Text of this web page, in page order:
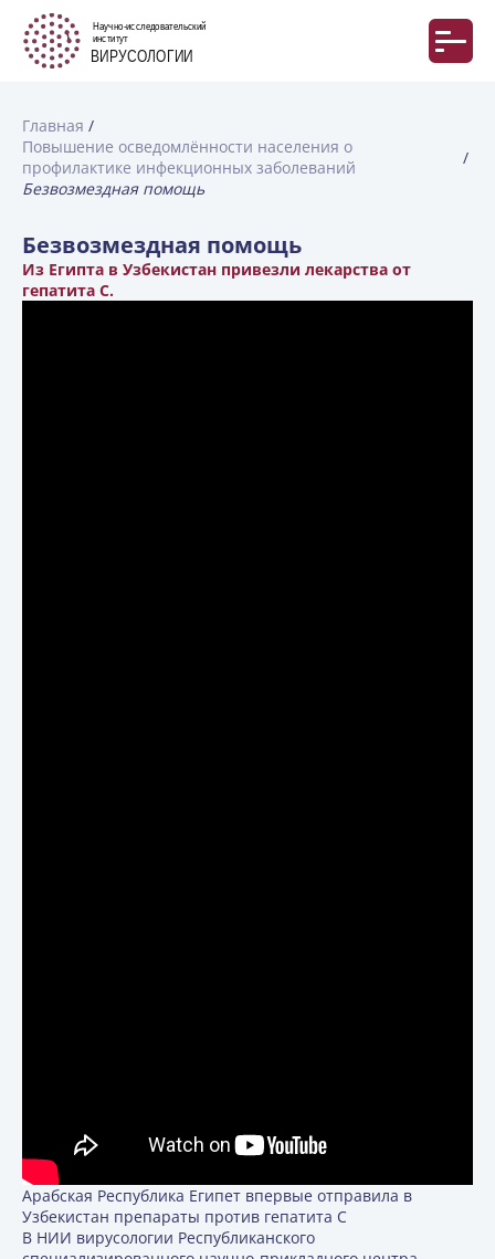
Главная
Повышение осведомлённости населения о
профилактике инфекционных заболеваний
Безвозмездная помощь
Безвозмездная помощь
Из Египта в Узбекистан привезли лекарства от
гепатита С.
Арабская Республика Египет впервые отправила в
Узбекистан препараты против гепатита С
В НИИ вирусологии Республиканского